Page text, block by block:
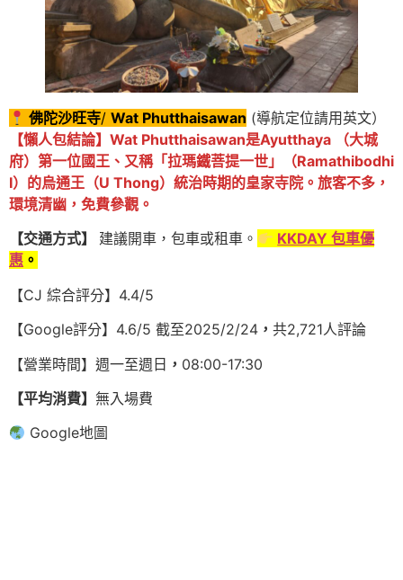
佛陀沙旺寺/Wat Phutthaisawan (導航定位請用英文）
【懶人包結論】Wat Phutthaisawan是Ayutthaya （大城
府）第一位國王、又稱「拉瑪鐵菩提一世」（Ramathibodhi
I）的烏通王（U Thong）統治時期的皇家寺院。旅客不多，
環境清幽，免費參觀。
【交通方式】 建議開車，包車或租車。
KKDAY 包車優
惠 。
【CJ 綜合評分】4.4/5
【Google評分】4.6/5 截至2025/2/24 ， 共2,721人評論
【營業時間】週一至週日 ， 08:00-17:30
【平均消費】 無入場費
Google地圖